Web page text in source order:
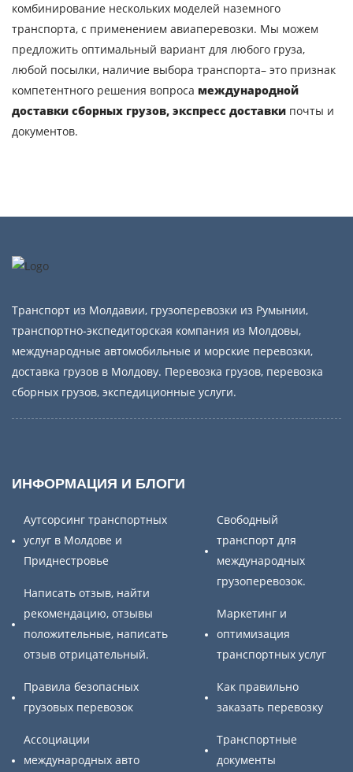
комбинирование нескольких моделей наземного
транспорта, с применением авиаперевозки. Мы можем
предложить оптимальный вариант для любого груза,
любой посылки, наличие выбора транспорта– это признак
компетентного решения вопроса международной
доставки сборных грузов, экспресс доставки почты и
документов.
Транспорт из Молдавии, грузоперевозки из Румынии,
транспортно-экспедиторская компания из Молдовы,
международные автомобильные и морские перевозки,
доставка грузов в Молдову. Перевозка грузов, перевозка
сборных грузов, экспедиционные услуги.
ИНФОРМАЦИЯ И БЛОГИ
Аутсорсинг транспортных
услуг в Молдове и
Приднестровье
Написать отзыв, найти
рекомендацию, отзывы
положительные, написать
отзыв отрицательный.
Правила безопасных
грузовых перевозок
Ассоциации
международных авто
Свободный
транспорт для
международных
грузоперевозок.
Маркетинг и
оптимизация
транспортных услуг
Как правильно
заказать перевозку
Транспортные
документы
Объем груза
Контактный телефон
ОТПРАВИТЬ